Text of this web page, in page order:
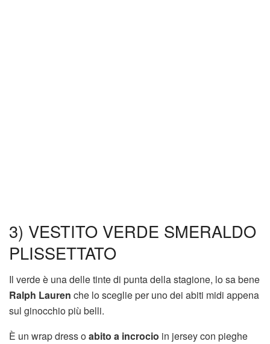
3) VESTITO VERDE SMERALDO
PLISSETTATO
Il verde è una delle tinte di punta della stagione, lo sa bene
Ralph Lauren che lo sceglie per uno dei abiti midi appena
sul ginocchio più belli.
È un wrap dress oabito a incrocio in jersey con pieghe